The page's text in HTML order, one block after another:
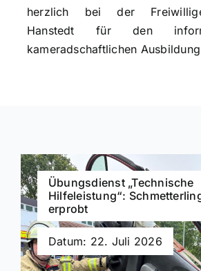
herzlich bei der
Hanstedt für den
kameradschaftlichen
Übungsdienst „Technische
Hilfeleistung“:
erprobt
Datum: 22. Juli 2026